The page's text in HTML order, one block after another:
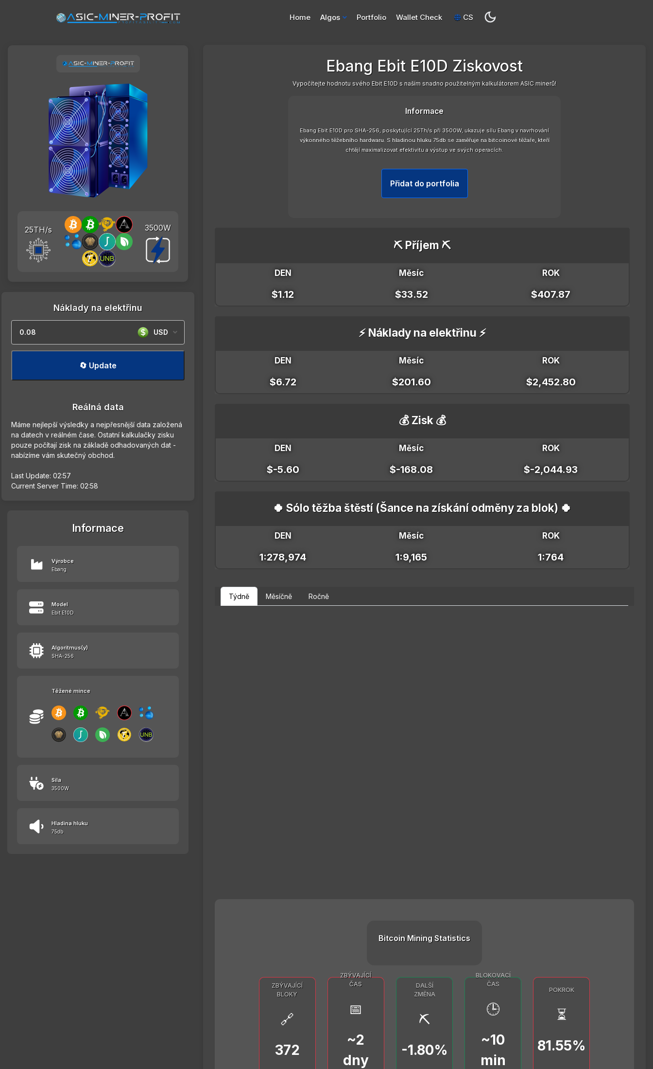
Home Algos Portfolio Wallet Check CS
25TH/s 3500W
Náklady na elektřinu
USD
🔄 Update
Reálná data
Máme nejlepší výsledky a nejpřesnější data založená
na datech v reálném čase. Ostatní kalkulačky zisku
pouze počítají zisk na základě odhadovaných dat -
nabízíme vám skutečný obchod.
Last Update: 02:57
Current Server Time: 02:58
Informace
Výrobce
Ebang
Model
Ebit E10D
Algoritmus(y)
SHA-256
Těžené mince
Síla
3500W
Hladina hluku
75db
Ebang Ebit E10D Ziskovost
Vypočítejte hodnotu svého Ebit E10D s naším snadno použitelným kalkulátorem ASIC minerů!
Informace
Ebang Ebit E10D pro SHA-256, poskytující 25Th/s při 3500W, ukazuje sílu Ebang v navrhování
výkonného těžebního hardwaru. S hladinou hluku 75db se zaměřuje na bitcoinové těžaře, kteří
chtějí maximalizovat efektivitu a výstup ve svých operacích.
Přidat do portfolia
⛏️ Příjem ⛏️
DEN Měsíc ROK
$1.12 $33.52 $407.87
⚡ Náklady na elektřinu ⚡
DEN Měsíc ROK
$6.72 $201.60 $2,452.80
💰 Zisk 💰
DEN Měsíc ROK
$-5.60 $-168.08 $-2,044.93
🍀 Sólo těžba štěstí (Šance na získání odměny za blok) 🍀
DEN Měsíc ROK
1:278,974 1:9,165 1:764
Týdně Měsíčně Ročně
Bitcoin Mining Statistics
ZBÝVAJÍCÍ
BLOKY
🔗
372
ZBÝVAJÍCÍ
ČAS
📅
~2
dny
DALŠÍ
ZMĚNA
⛏️
-1.80%
BLOKOVACÍ
ČAS
🕒
~10
min
POKROK
⏳
81.55%